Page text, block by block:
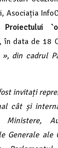
Asociația
Proiectului
, în data de 18
», din cadrul
invitați
cât și
Ministere,
Generale ale